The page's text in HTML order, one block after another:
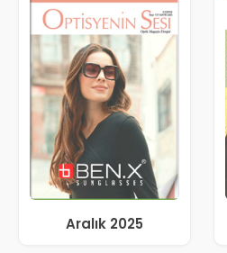
Aralık 2025